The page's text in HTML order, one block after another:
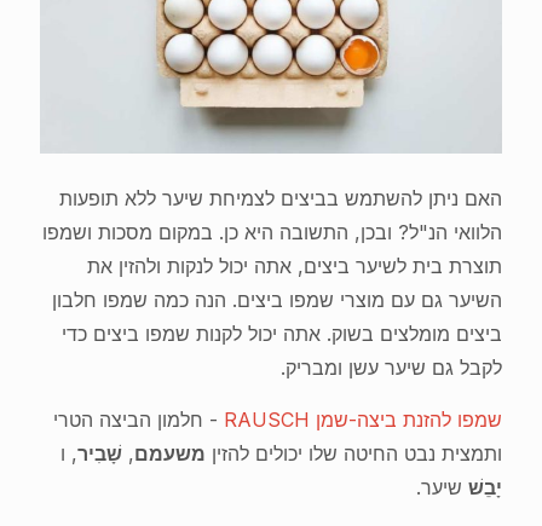
האם ניתן להשתמש בביצים לצמיחת שיער ללא תופעות
הלוואי הנ"ל? ובכן, התשובה היא כן. במקום מסכות ושמפו
תוצרת בית לשיער ביצים, אתה יכול לנקות ולהזין את
השיער גם עם מוצרי שמפו ביצים. הנה כמה שמפו חלבון
ביצים מומלצים בשוק. אתה יכול לקנות שמפו ביצים כדי
לקבל גם שיער עשן ומבריק.
שמפו להזנת ביצה-שמן RAUSCH
- חלמון הביצה הטרי
ותמצית נבט החיטה שלו יכולים להזין משעמם, שָׁבִיר, ו
יָבֵשׁ שיער.